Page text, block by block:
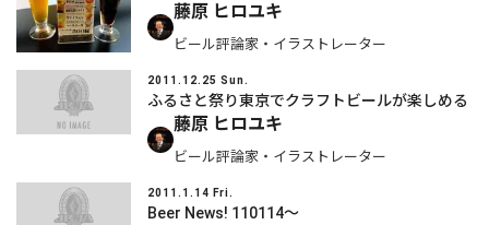
藤原 ヒロユキ
ビール評論家・イラストレーター
2011.12.25 Sun.
ふるさと祭り東京でクラフトビールが楽しめる
藤原 ヒロユキ
ビール評論家・イラストレーター
2011.1.14 Fri.
Beer News! 110114〜